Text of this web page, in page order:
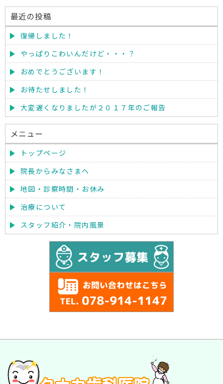
最近の投稿
復帰しました！
やっぱりこわいんだけど・・・？
おめでとうございます！
お待たせしました！
大変遅くなりましたが２０１７年のご報告
メニュー
トップページ
院長からみなさまへ
地図・診察時間・お休み
治療について
スタッフ紹介・院内風景